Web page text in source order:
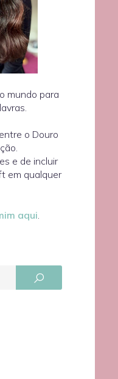
mundo para
o Douro
e de incluir
em qualquer
aqui.